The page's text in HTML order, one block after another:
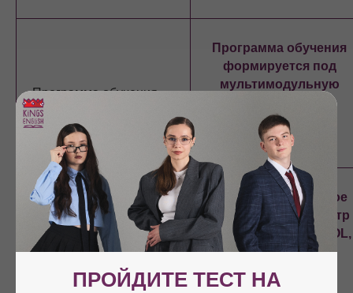
Программа обучения
Программа обучения
формируется под
мультимодульную
современные
методики).
Преподаватели
Высшее профильное
образование (магистр
наук). Тренеры TESOL,
тренеры IELTS,
участники
международных
ПРОЙДИТЕ ТЕСТ НА